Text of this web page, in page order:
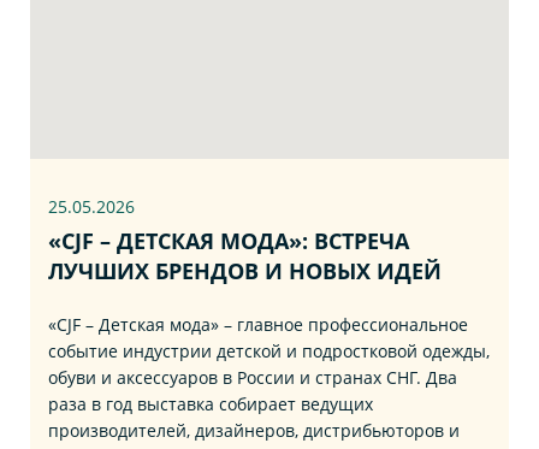
25.05.2026
«CJF – ДЕТСКАЯ МОДА»: ВСТРЕЧА
ЛУЧШИХ БРЕНДОВ И НОВЫХ ИДЕЙ
«CJF – Детская мода» – главное профессиональное
событие индустрии детской и подростковой одежды,
обуви и аксессуаров в России и странах СНГ. Два
раза в год выставка собирает ведущих
производителей, дизайнеров, дистрибьюторов и